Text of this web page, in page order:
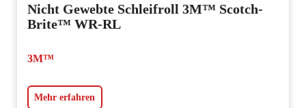
Nicht Gewebte Schleifroll 3M™ Scotch-
Brite™ WR-RL
3M™
Mehr erfahren